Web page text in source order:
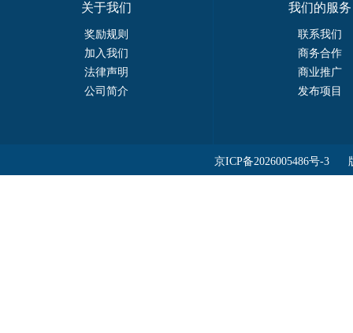
关于我们
奖励规则
加入我们
法律声明
公司简介
我们的服务
联系我们
商务合作
商业推广
发布项目
京ICP备2026005486号-3